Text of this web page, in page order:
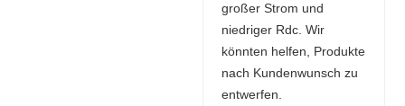
großer Strom und
niedriger Rdc. Wir
könnten helfen, Produkte
nach Kundenwunsch zu
entwerfen.